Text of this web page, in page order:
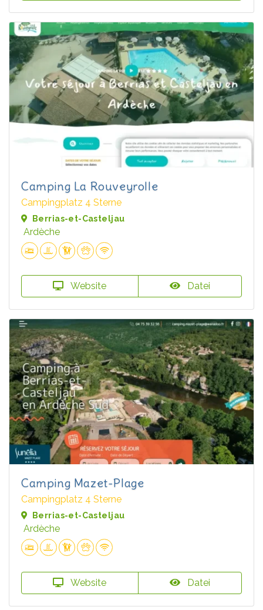
Camping La Rouveyrolle
Campingplatz 4 Sterne
Berrias-et-Casteljau
Ardèche
Website Datei
Camping Mazet-Plage
Campingplatz 4 Sterne
Berrias-et-Casteljau
Ardèche
Website Datei